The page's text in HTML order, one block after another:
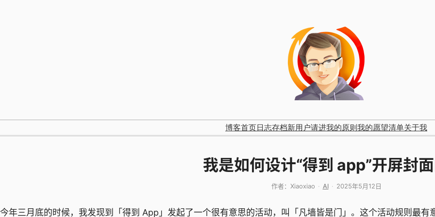
博客首页日志存档新用户请进我的原则 我的愿望清单关于我
我是如何设计“得到 app”开屏封
作者： Xiaoxiao AI 2025年5月12日
今年三月底的时候，我发现到「得到 App」发起了一个很有意思的活动，叫「凡墙皆是门」。这个活动规则最有